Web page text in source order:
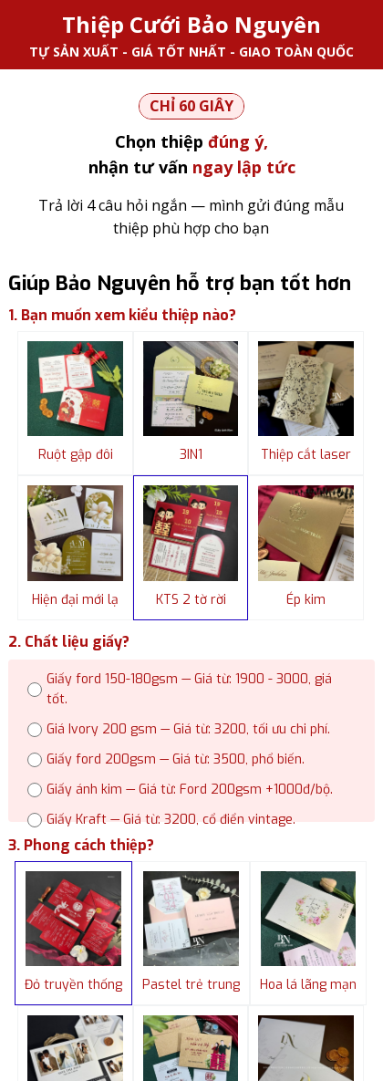
Thiệp Cưới Bảo Nguyên
TỰ SẢN XUẤT - GIÁ TỐT NHẤT - GIAO TOÀN QUỐC
Trả lời 4 câu hỏi ngắn — mình gửi đúng mẫu
thiệp phù hợp cho bạn
Chọn thiệp đúng ý,
nhận tư vấn ngay lập tức
CHỈ 60 GIÂY
Giúp Bảo Nguyên hỗ trợ bạn tốt hơn
Ruột gập đôi 3IN1 Thiệp cắt laser
Hiện đại mới lạ KTS 2 tờ rời Ép kim
1. Bạn muốn xem kiểu thiệp nào?
Giấy ford 150-180gsm — Giá từ: 1900 - 3000, giá
tốt.
Giá Ivory 200 gsm — Giá từ: 3200, tối ưu chi phí.
Giấy ford 200gsm — Giá từ: 3500, phổ biến.
Giấy ánh kim — Giá từ: Ford 200gsm +1000đ/bộ.
Giấy Kraft — Giá từ: 3200, cổ điển vintage.
2. Chất liệu giấy?
Đỏ truyền thống Pastel trẻ trung Hoa lá lãng mạn
3. Phong cách thiệp?